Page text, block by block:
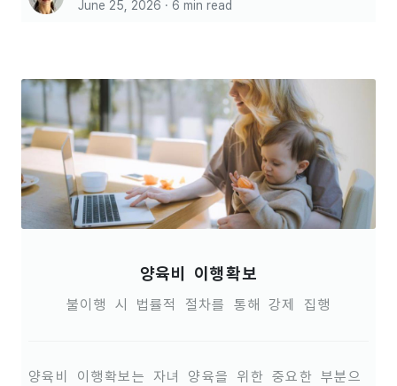
June 25, 2026 · 6 min read
양육비 이행확보
불이행 시 법률적 절차를 통해 강제 집행
양육비 이행확보는 자녀 양육을 위한 중요한 부분으